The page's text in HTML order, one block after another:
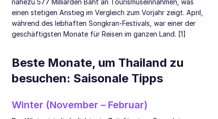
nahezu 577 Milliarden Baht an Tourismuseinnahmen, was
einen stetigen Anstieg im Vergleich zum Vorjahr zeigt. April,
während des lebhaften Songkran-Festivals, war einer der
geschäftigsten Monate für Reisen im ganzen Land. [1]
Beste Monate, um Thailand zu
besuchen: Saisonale Tipps
Winter (November – Februar)